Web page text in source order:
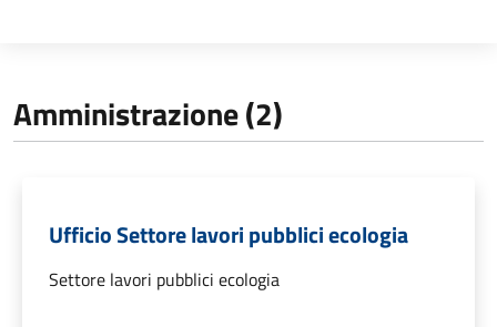
Amministrazione (2)
Ufficio Settore lavori pubblici ecologia
Settore lavori pubblici ecologia